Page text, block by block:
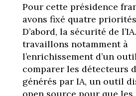
Pour cette présidence
avons fixé quatre
D’abord, la sécurité de
travaillons notamment à
l’enrichissement d’un
comparer les détecteurs
générés par IA, un outil
open source pour que les